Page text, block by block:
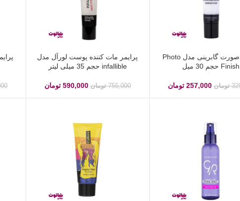
پرایمر صورت گابرینی مدل Photo
Finish حجم 30 میل
تومان 257,000 تومان
پرایمر مات کننده پوست لورآل مدل
infallible حجم 35 میلی لیتر
755,000 تومان 590,000 تومان